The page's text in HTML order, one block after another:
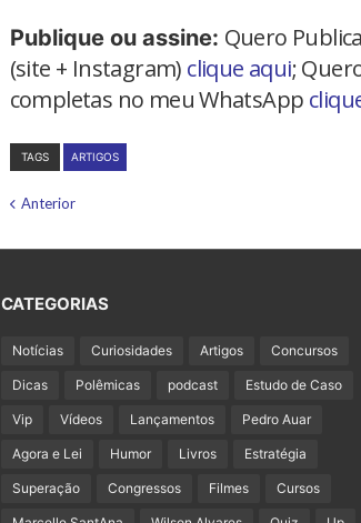
Publique ou assine: Quero
(site + Instagram) clique aqui;
completas no meu WhatsApp
TAGS ARTIGOS
Anterior
CATEGORIAS
Notícias Curiosidades Artigos Concursos
Dicas Polêmicas podcast Estudo de Caso
Vip Vídeos Lançamentos Pedro Auar
Agora e Lei Humor Livros Estratégia
Superação Congressos Filmes Cursos